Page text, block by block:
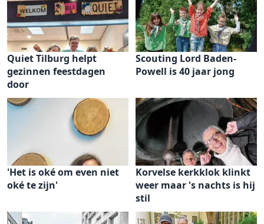
Quiet Tilburg helpt
gezinnen feestdagen
door
Scouting Lord Baden-
Powell is 40 jaar jong
'Het is oké om even niet
oké te zijn'
Korvelse kerkklok klinkt
weer maar 's nachts is hij
stil